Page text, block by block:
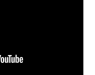
een eigen